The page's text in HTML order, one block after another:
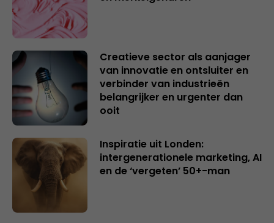
Creatieve sector als aanjager
van innovatie en ontsluiter en
verbinder van industrieën
belangrijker en urgenter dan
ooit
Inspiratie uit Londen:
intergenerationele marketing, AI
en de ‘vergeten’ 50+-man